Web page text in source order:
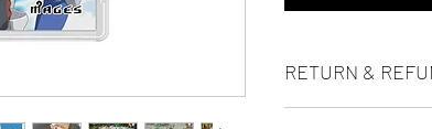
RETURN &